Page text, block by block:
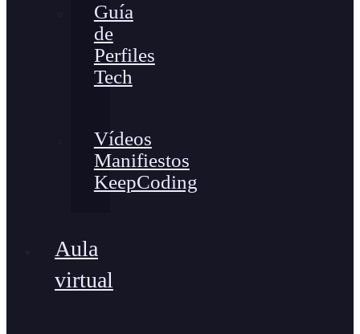
Guía
de
Perfiles
Tech
Vídeos
Manifiestos
KeepCoding
Aula
virtual